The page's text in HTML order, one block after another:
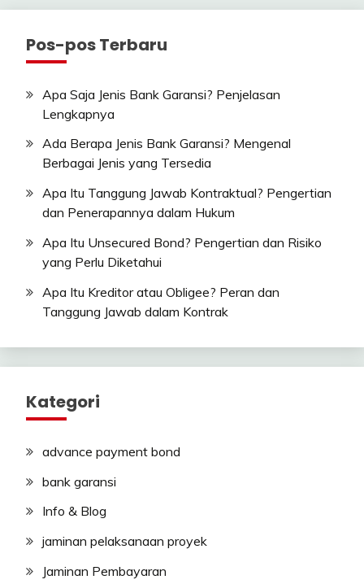
Pos-pos Terbaru
Apa Saja Jenis Bank Garansi? Penjelasan
Lengkapnya
Ada Berapa Jenis Bank Garansi? Mengenal
Berbagai Jenis yang Tersedia
Apa Itu Tanggung Jawab Kontraktual? Pengertian
dan Penerapannya dalam Hukum
Apa Itu Unsecured Bond? Pengertian dan Risiko
yang Perlu Diketahui
Apa Itu Kreditor atau Obligee? Peran dan
Tanggung Jawab dalam Kontrak
Kategori
advance payment bond
bank garansi
Info & Blog
jaminan pelaksanaan proyek
Jaminan Pembayaran